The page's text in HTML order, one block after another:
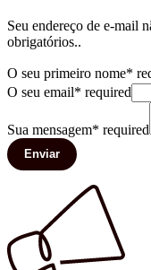
Seu endereço de e-mail
obrigatórios..
O seu primeiro nome*
O seu email* required
Sua mensagem* required
Enviar